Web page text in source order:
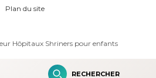
Plan du site
Hôpitaux Shriners pour enfants
RECHERCHER